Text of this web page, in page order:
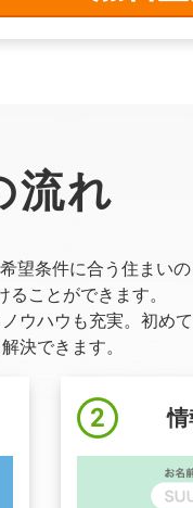
流れ
望条件に合う住まいの
ことができます。
ウハウも充実。初めて
決できます。
情